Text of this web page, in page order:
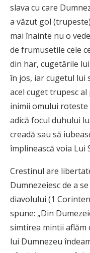
slava cu care
a văzut gol
mai înainte nu o
de frumusetile cele
din har, cugetările
în jos, iar cugetul lui
acel cuget trupesc
inimii omului
adică focul duhului
creadă sau să
împlinească voia Lui
Crestinul are
Dumnezeiesc de a
diavolului (1
spune: „Din
simtirea mintii aflăm
lui Dumnezeu